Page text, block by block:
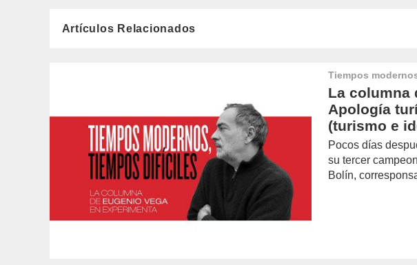
Artículos Relacionados
Tiempos
La columna
Apología
(turismo e
Pocos días
su tercer
Bolín,